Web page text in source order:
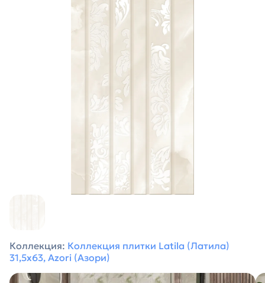
Коллекция: Коллекция плитки Latila (Латила)
31,5х63, Azori (Азори)